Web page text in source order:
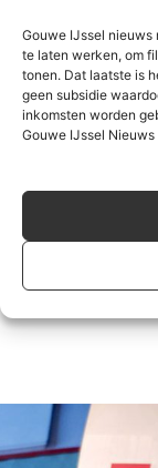
Gouwe IJssel
te laten werken, om
tonen. Dat laatste is
geen subsidie
inkomsten worden
Gouwe IJssel
Algemeen
Algemeen